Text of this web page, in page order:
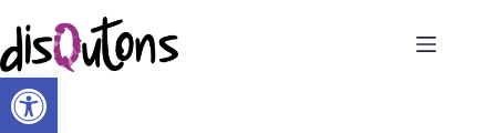
Ouvrir la barre d’outils